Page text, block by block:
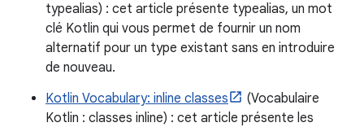
typealias) : cet article présente typealias, un mot
clé Kotlin qui vous permet de fournir un nom
alternatif pour un type existant sans en introduire
de nouveau.
Kotlin Vocabulary: inline classes
(Vocabulaire
Kotlin : classes inline) : cet article présente les